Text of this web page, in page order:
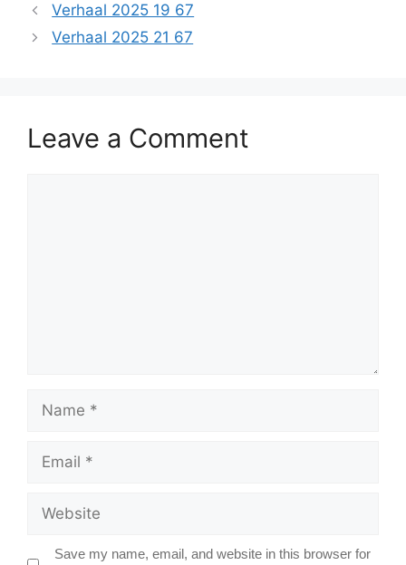
Verhaal 2025 19 67
Verhaal 2025 21 67
Leave a Comment
Name
Email
Website
Save my name, email, and website in this browser for